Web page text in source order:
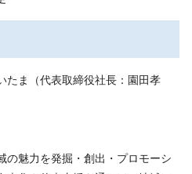
たま（代表取締役社長：園田孝
の魅力を発掘・創出・プロモーシ